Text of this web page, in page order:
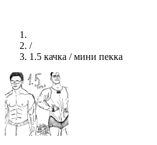
/
1.5 качка / мини пекка